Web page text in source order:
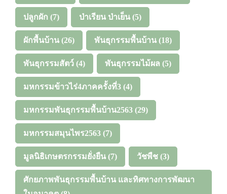
ปลูกผัก (7) ป่าเรียน ป่าเย็น (5)
ผักพื้นบ้าน (26) พันธุกรรมพื้นบ้าน (18)
พันธุกรรมสัตว์ (4) พันธุกรรมไม้ผล (5)
มหกรรมข้าวไร่4ภาคครั้งที่3 (4)
มหกรรมพันธุกรรมพื้นบ้าน2563 (29)
มหกรรมสมุนไพร2563 (7)
มูลนิธิเกษตรกรรมยั่งยืน (7) วัชพืช (3)
ศักยภาพพันธุกรรมพื้นบ้าน และทิศทางการพัฒนา